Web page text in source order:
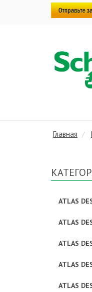
Главная
ATLAS
ATLAS
ATLAS
ATLAS
ATLAS